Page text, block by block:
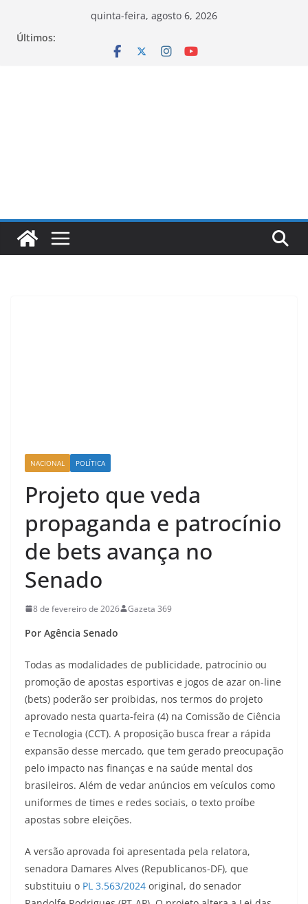
quinta-feira, agosto 6, 2026
Últimos:
NACIONAL POLÍTICA
Projeto que veda
propaganda e patrocínio
de bets avança no
Senado
8 de fevereiro de 2026 Gazeta 369
Por Agência Senado
Todas as modalidades de publicidade, patrocínio ou
promoção de apostas esportivas e jogos de azar on-line
(bets) poderão ser proibidas, nos termos do projeto
aprovado nesta quarta-feira (4) na Comissão de Ciência
e Tecnologia (CCT). A proposição busca frear a rápida
expansão desse mercado, que tem gerado preocupação
pelo impacto nas finanças e na saúde mental dos
brasileiros. Além de vedar anúncios em veículos como
uniformes de times e redes sociais, o texto proíbe
apostas sobre eleições.
A versão aprovada foi apresentada pela relatora,
senadora Damares Alves (Republicanos-DF), que
substituiu o PL 3.563/2024 original, do senador